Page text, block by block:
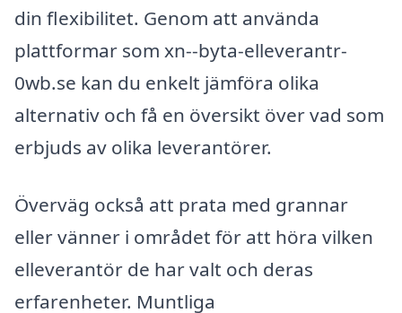
din flexibilitet. Genom att använda
plattformar som xn--byta-elleverantr-
0wb.se kan du enkelt jämföra olika
alternativ och få en översikt över vad som
erbjuds av olika leverantörer.
Överväg också att prata med grannar
eller vänner i området för att höra vilken
elleverantör de har valt och deras
erfarenheter. Muntliga